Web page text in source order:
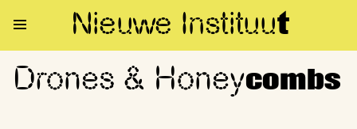
Nieuwe Instituut
Drones & Honeycombs
Drones & Honeycombs